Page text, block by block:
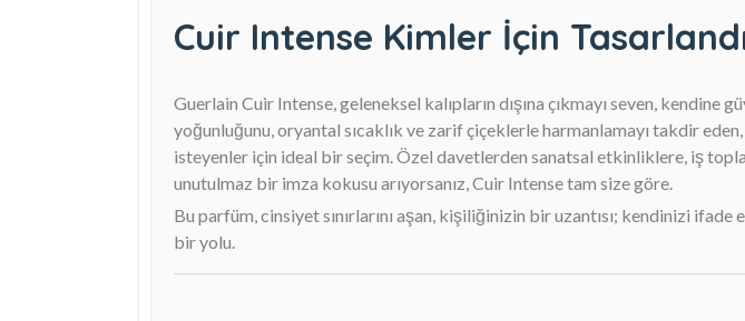
Cuir Intense Kimler İçin
Guerlain Cuir Intense, geleneksel kalıpların dışına çıkmayı seven,
yoğunluğunu, oryantal sıcaklık ve zarif çiçeklerle harmanlamayı takdir
isteyenler için ideal bir seçim. Özel davetlerden sanatsal etkinliklere, iş
unutulmaz bir imza kokusu arıyorsanız, Cuir Intense tam size göre.
Bu parfüm, cinsiyet sınırlarını aşan, kişiliğinizin bir uzantısı; kendinizi
bir yolu.